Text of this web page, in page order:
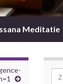
Meditatie